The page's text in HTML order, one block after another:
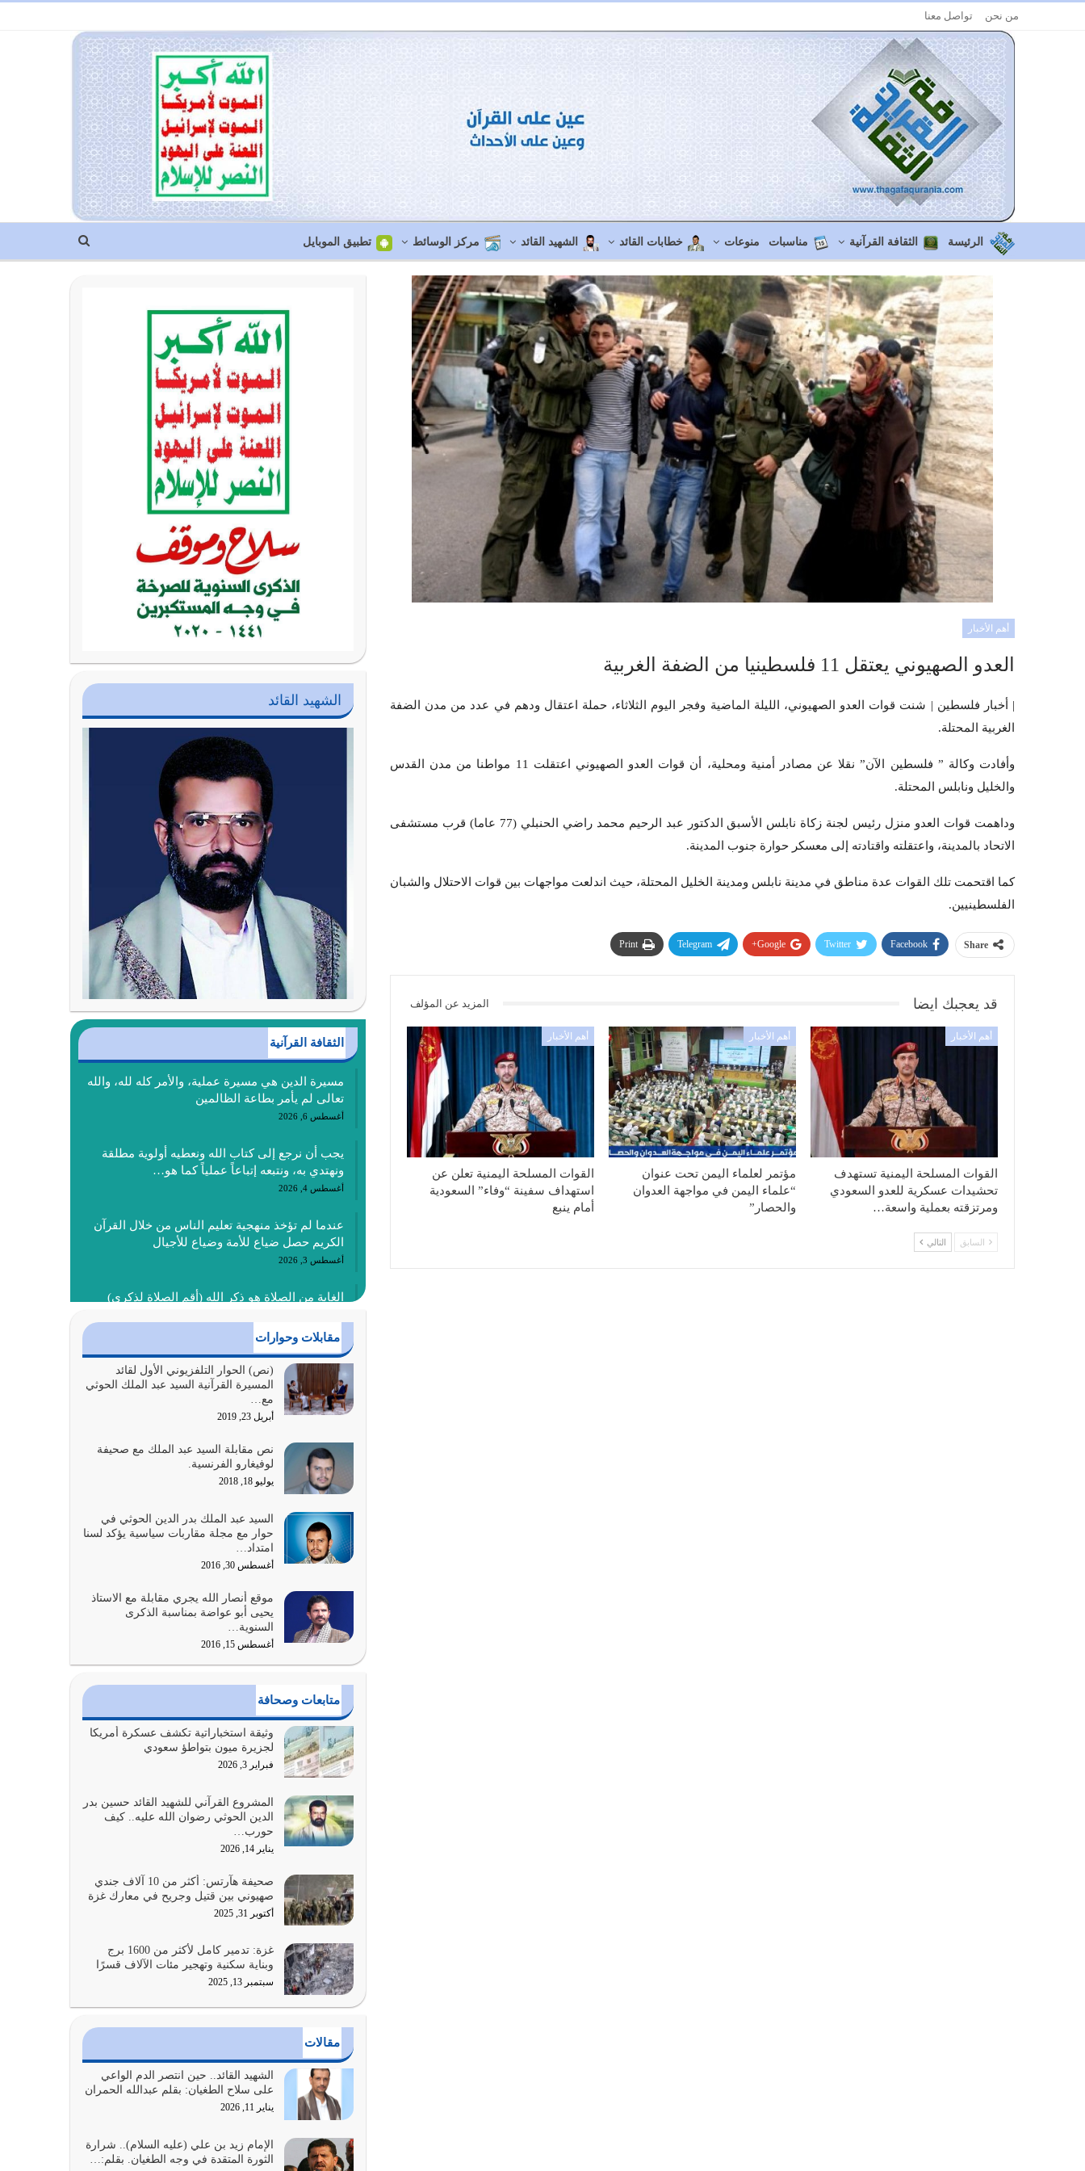
من نحن تواصل معنا
الرئيسة الثقافة القرآنية مناسبات منوعات خطابات القائد الشهيد القائد مركز الوسائط تطبيق الموبايل
أهم الأخبار
العدو الصهيوني يعتقل 11 فلسطينيا من الضفة الغربية
| أخبار فلسطين | شنت قوات العدو الصهيوني، الليلة الماضية وفجر اليوم الثلاثاء، حملة اعتقال ودهم في عدد من مدن الضفة
الغربية المحتلة.
وأفادت وكالة ” فلسطين الآن” نقلا عن مصادر أمنية ومحلية، أن قوات العدو الصهيوني اعتقلت 11 مواطنا من مدن القدس
والخليل ونابلس المحتلة.
وداهمت قوات العدو منزل رئيس لجنة زكاة نابلس الأسبق الدكتور عبد الرحيم محمد راضي الحنبلي (77 عاما) قرب مستشفى
الاتحاد بالمدينة، واعتقلته واقتادته إلى معسكر حوارة جنوب المدينة.
كما اقتحمت تلك القوات عدة مناطق في مدينة نابلس ومدينة الخليل المحتلة، حيث اندلعت مواجهات بين قوات الاحتلال والشبان
الفلسطينيين.
Share
Facebook
Twitter
Google+
Telegram
Print
قد يعجبك ايضا المزيد عن المؤلف
أهم الأخبار
القوات المسلحة اليمنية تستهدف
تحشيدات عسكرية للعدو السعودي
ومرتزقته بعملية واسعة…
أهم الأخبار
مؤتمر لعلماء اليمن تحت عنوان
“علماء اليمن في مواجهة العدوان
والحصار”
أهم الأخبار
القوات المسلحة اليمنية تعلن عن
استهداف سفينة “وفاء” السعودية
أمام ينبع
السابق التالي
الشهيد القائد
الثقافة القرآنية
مسيرة الدين هي مسيرة عملية، والأمر كله لله، والله
تعالى لم يأمر بطاعة الظالمين
أغسطس 6, 2026
يجب أن نرجع إلى كتاب الله ونعطيه أولوية مطلقة
ونهتدي به، ونتبعه إتباعاً عملياً كما هو…
أغسطس 4, 2026
عندما لم تؤخذ منهجية تعليم الناس من خلال القرآن
الكريم حصل ضياع للأمة وضياع للأجيال
أغسطس 3, 2026
الغاية من الصلاة هو ذكر الله (أقم الصلاة لذكري)
أغسطس 2, 2026
السبب الرئيسي لشقاء الأمة الابتعاد عن كتاب الله
والتعدي لحدود الله بالإضافات للدين
أغسطس 1, 2026
أبرز أسباب الشقاء هو الإعراض عن ذكر الله وعن هدى
الله المتمثل في القرآن الكريم
يوليو 31, 2026
أولياء الشيطان كلما كانوا أكثر ولاءً وطاعة للشيطان
كلما كانوا أكثر ضعفاً
يوليو 30, 2026
والرزق والاستبشار والنجاة والخلود في…
يوليو 29, 2026
هل نحن من الصالحين؟ قيِّم نفسك هنا اترك القرآن
على أصله وأعرض نفسك، وأعرض ما لديك على…
يوليو 27, 2026
عندما يكون عدوك هو عدو الله معناه أن تكون نقاط
الضعف فيه كثيرة وسينصرك الله عليه إذا…
يوليو 26, 2026
أراد الله لهذه الأمة ان تكون خير امة أخرجت للناس
بالنهوض بالأمر بالمعروف والنهي عن…
يوليو 25, 2026
الدين الذي شرعه الله لا يجوز أن يخضع لآرائنا وأهوائنا
واجتهاداتنا لأننا سنختلف ونتفرق
يوليو 24, 2026
يجب أن نعود جميعاً الى القرآن وعندنا أخطاء جميعاً
لنعتصم بحبل الله جميعاً وليس كل…
يوليو 22, 2026
المُلك كله لله تعالى يؤتيه من يشاء وينزعه ممن يشاء
مقابلات وحوارات
(نص) الحوار التلفزيوني الأول لقائد
المسيرة القرآنية السيد عبد الملك الحوثي
مع…
أبريل 23, 2019
نص مقابلة السيد عبد الملك مع صحيفة
لوفيغارو الفرنسية.
يوليو 18, 2018
السيد عبد الملك بدر الدين الحوثي في
حوار مع مجلة مقاربات سياسية يؤكد لسنا
امتداد…
أغسطس 30, 2016
موقع أنصار الله يجري مقابلة مع الاستاذ
يحيى أبو عواضة بمناسبة الذكرى
السنوية…
أغسطس 15, 2016
متابعات وصحافة
وثيقة استخباراتية تكشف عسكرة أمريكا
لجزيرة ميون بتواطؤ سعودي
فبراير 3, 2026
المشروع القرآني للشهيد القائد حسين بدر
الدين الحوثي رضوان الله عليه.. كيف
حورب…
يناير 14, 2026
صحيفة هآرتس: أكثر من 10 آلاف جندي
صهيوني بين قتيل وجريح في معارك غزة
أكتوبر 31, 2025
غزة: تدمير كامل لأكثر من 1600 برج
وبناية سكنية وتهجير مئات الآلاف قسرًا
سبتمبر 13, 2025
مقالات
الشهيد القائد.. حين انتصر الدم الواعي
على سلاح الطغيان: بقلم عبدالله الحمران
يناير 11, 2026
الإمام زيد بن علي (عليه السلام).. شرارة
الثورة المتقدة في وجه الطغيان. بقلم:…